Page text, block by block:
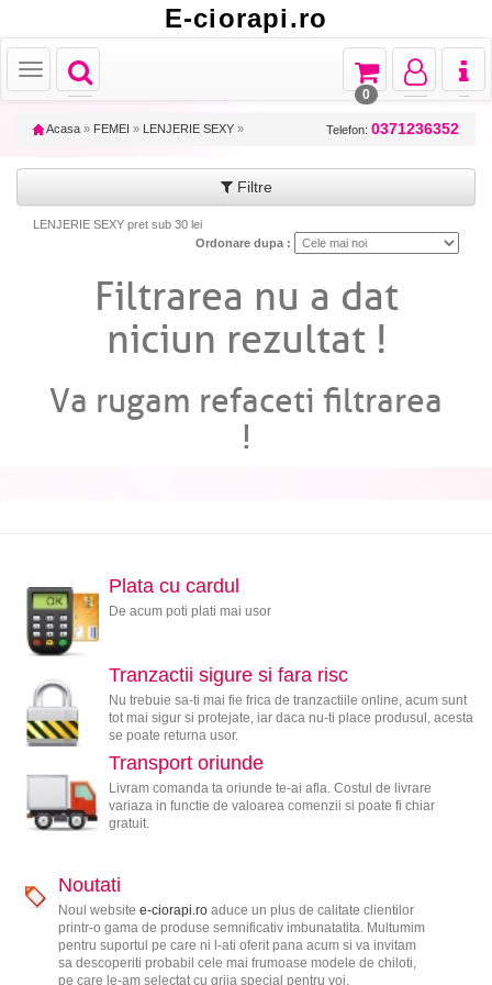
E-ciorapi.ro
Toggle
navigation
Toggle
Toggle
navigation
Toggle
navigation
Toggle
navigation
0
Acasa » FEMEI » LENJERIE SEXY » Telefon: 0371236352
Filtre
LENJERIE SEXY pret sub 30 lei
Ordonare dupa :
Filtrarea nu a dat
niciun rezultat !
Va rugam refaceti filtrarea
!
Plata cu cardul
De acum poti plati mai usor
Tranzactii sigure si fara risc
Nu trebuie sa-ti mai fie frica de tranzactiile online, acum sunt
tot mai sigur si protejate, iar daca nu-ti place produsul, acesta
se poate returna usor.
Transport oriunde
Livram comanda ta oriunde te-ai afla. Costul de livrare
variaza in functie de valoarea comenzii si poate fi chiar
gratuit.
Noutati
Noul website e-ciorapi.roaduce un plus de calitate clientilor
printr-o gama de produse semnificativ imbunatatita. Multumim
pentru suportul pe care ni l-ati oferit pana acum si va invitam
sa descoperiti probabil cele mai frumoase modele de chiloti,
pe care le-am selectat cu grija special pentru voi.